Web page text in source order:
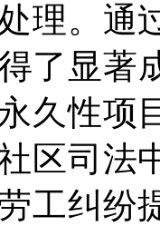
理。通
了显著
久性项
区司法
工纠纷